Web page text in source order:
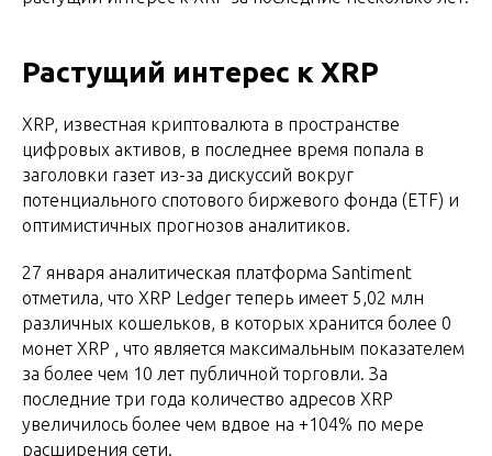
Растущий интерес к XRP
XRP, известная криптовалюта в пространстве
цифровых активов, в последнее время попала в
заголовки газет из-за дискуссий вокруг
потенциального спотового биржевого фонда (ETF) и
оптимистичных прогнозов аналитиков.
27 января аналитическая платформа Santiment
отметила, что XRP Ledger теперь имеет 5,02 млн
различных кошельков, в которых хранится более 0
монет XRP , что является максимальным показателем
за более чем 10 лет публичной торговли. За
последние три года количество адресов XRP
увеличилось более чем вдвое на +104% по мере
расширения сети.